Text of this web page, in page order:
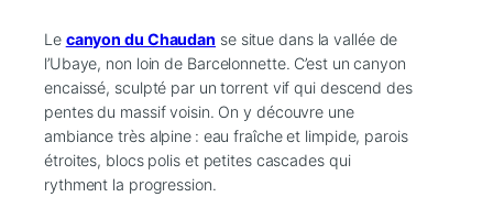
Le canyon du Chaudan se situe dans la vallée de
l’Ubaye, non loin de Barcelonnette. C’est un canyon
encaissé, sculpté par un torrent vif qui descend des
pentes du massif voisin. On y découvre une
ambiance très alpine : eau fraîche et limpide, parois
étroites, blocs polis et petites cascades qui
rythment la progression.